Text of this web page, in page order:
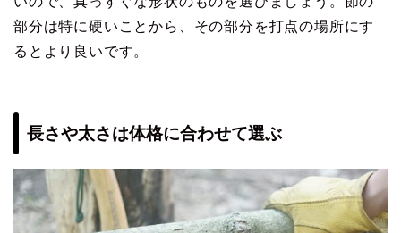
部分は特に硬いことから、その部分を打点の場所にす
るとより良いです。
長さや太さは体格に合わせて選ぶ